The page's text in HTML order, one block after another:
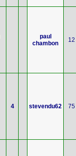
paul
chambon
12
4 stevendu62 75